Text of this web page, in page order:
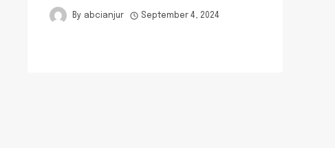
By abcianjur September 4, 2024